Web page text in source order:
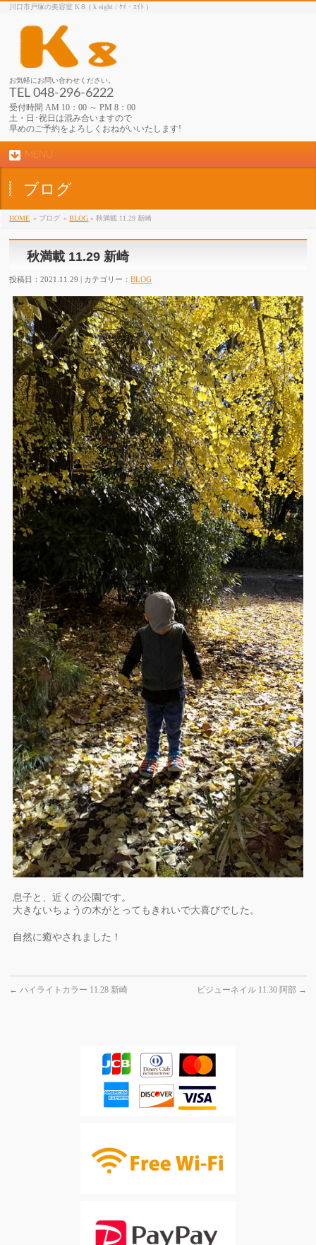
川口市戸塚の美容室 K８ ( k eight / ｹｲ・ｴｲﾄ )
お気軽にお問い合わせください。
TEL 048-296-6222
受付時間 AM 10：00 ～ PM 8：00
土・日･祝日は混み合いますので
早めのご予約をよろしくおねがいいたします!
MENU
ブログ
HOME » ブログ »BLOG » 秋満載 11.29 新崎
秋満載 11.29 新崎
投稿日：2021.11.29 | カテゴリー：BLOG
息子と、近くの公園です。
大きないちょうの木がとってもきれいで大喜びでした。
自然に癒やされました！
← ハイライトカラー 11.28 新崎 ビジューネイル 11.30 阿部 →